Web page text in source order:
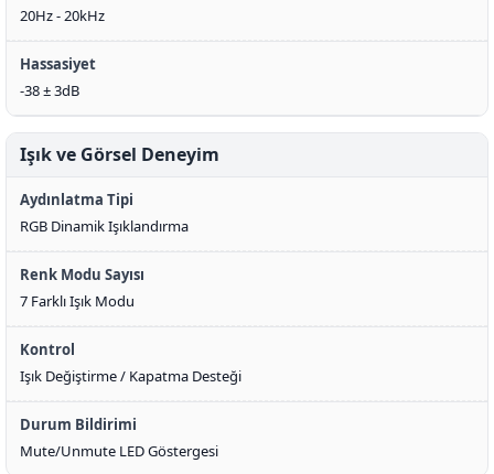
20Hz - 20kHz
Hassasiyet
-38 ± 3dB
Işık ve Görsel Deneyim
Aydınlatma Tipi
RGB Dinamik Işıklandırma
Renk Modu Sayısı
7 Farklı Işık Modu
Kontrol
Işık Değiştirme / Kapatma Desteği
Durum Bildirimi
Mute/Unmute LED Göstergesi